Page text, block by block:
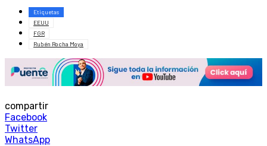
Etiquetas
EEUU
FGR
Rubén Rocha Moya
compartir
Facebook
Twitter
WhatsApp